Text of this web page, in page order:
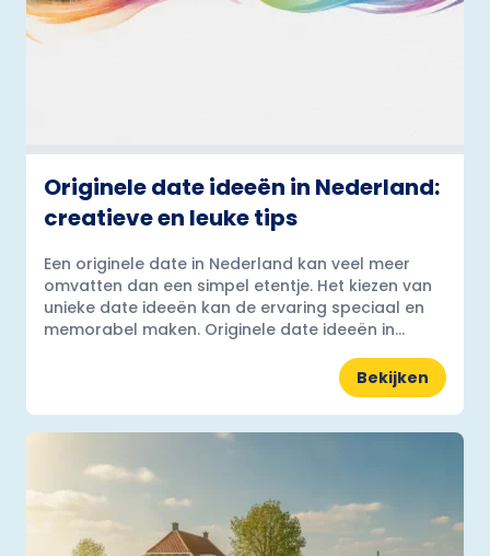
Originele date ideeën in Nederland:
creatieve en leuke tips
Een originele date in Nederland kan veel meer
omvatten dan een simpel etentje. Het kiezen van
unieke date ideeën kan de ervaring speciaal en
memorabel maken. Originele date ideeën in...
Bekijken